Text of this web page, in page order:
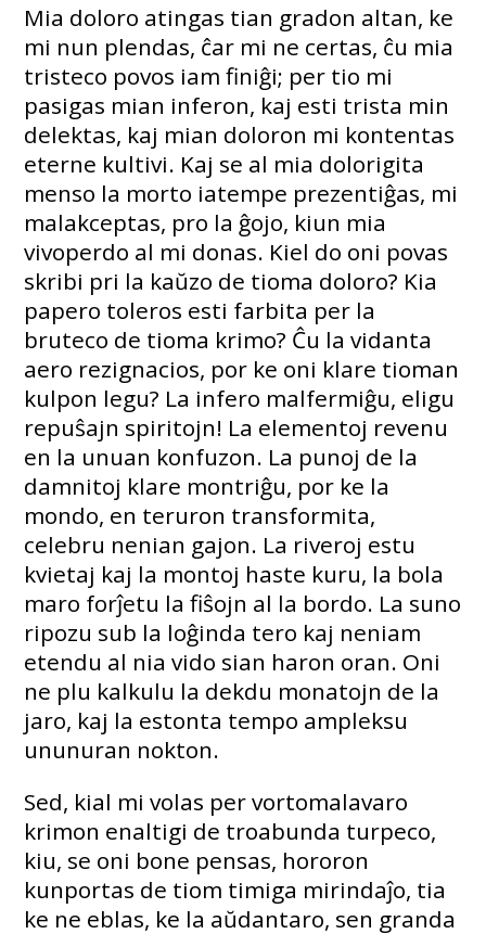
Mia doloro atingas tian gradon altan, ke
mi nun plendas, ĉar mi ne certas, ĉu mia
tristeco povos iam finiĝi; per tio mi
pasigas mian inferon, kaj esti trista min
delektas, kaj mian doloron mi kontentas
eterne kultivi. Kaj se al mia dolorigita
menso la morto iatempe prezentiĝas, mi
malakceptas, pro la ĝojo, kiun mia
vivoperdo al mi donas. Kiel do oni povas
skribi pri la kaŭzo de tioma doloro? Kia
papero toleros esti farbita per la
bruteco de tioma krimo? Ĉu la vidanta
aero rezignacios, por ke oni klare tioman
kulpon legu? La infero malfermiĝu, eligu
repuŝajn spiritojn! La elementoj revenu
en la unuan konfuzon. La punoj de la
damnitoj klare montriĝu, por ke la
mondo, en teruron transformita,
celebru nenian gajon. La riveroj estu
kvietaj kaj la montoj haste kuru, la bola
maro forĵetu la fiŝojn al la bordo. La suno
ripozu sub la loĝinda tero kaj neniam
etendu al nia vido sian haron oran. Oni
ne plu kalkulu la dekdu monatojn de la
jaro, kaj la estonta tempo ampleksu
ununuran nokton.
Sed, kial mi volas per vortomalavaro
krimon enaltigi de troabunda turpeco,
kiu, se oni bone pensas, hororon
kunportas de tiom timiga mirindaĵo, tia
ke ne eblas, ke la aŭdantaro, sen granda